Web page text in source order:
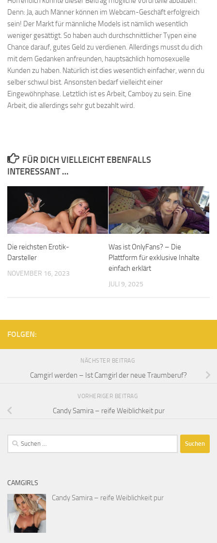
Denn: Ja, auch Männer können im Webcam-Geschäft erfolgreich
sein! Der Markt für männliche Models ist nämlich wesentlich
weniger gesättigt. So haben auch durchschnittlicher Typen eine
Chance darauf, gutes Geld zu verdienen. Allerdings musst du dich
mit dem Gedanken anfreunden, hauptsächlich homosexuelle
Kunden zu haben. Natürlich ist dies wesentlich einfacher, wenn du
selber schwul bist. Ansonsten bedarf vielleicht einer
Eingewöhnphase. Letztlich ist es Arbeit, Camboy zu sein. Eine
Arbeit, die allerdings sehr gut bezahlt wird.
FÜR DICH VIELLEICHT EBENFALLS
INTERESSANT …
Die reichsten Erotik-
Darsteller
NOVEMBER 16, 2023
Was ist OnlyFans? – Die
Plattform für exklusive Inhalte
einfach erklärt
JULI 9, 2025
FOLGEN:
NÄCHSTER BEITRAG
Camgirl werden – Ist Camgirl der neue Traumberuf?
VORHERIGER BEITRAG
Candy Samira – reife Weiblichkeit pur
Suchen
nach:
CAMGIRLS
Candy Samira – reife Weiblichkeit pur